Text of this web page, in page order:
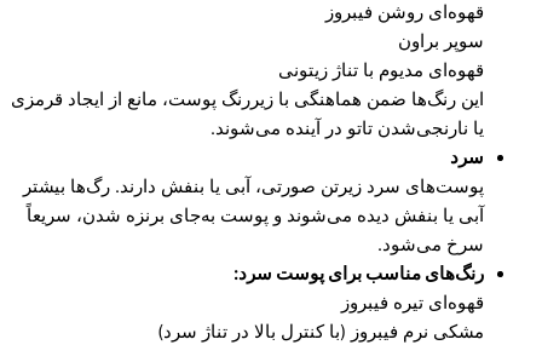
قهوه‌ای روشن فیبروز
سوپر براون
قهوه‌ای مدیوم با تناژ زیتونی
این رنگ‌ها ضمن هماهنگی با زیررنگ پوست، مانع از ایجاد قرمزی
یا نارنجی‌شدن تاتو در آینده می‌شوند.
سرد
پوست‌های سرد زیرتن صورتی، آبی یا بنفش دارند. رگ‌ها بیشتر
آبی یا بنفش دیده می‌شوند و پوست به‌جای برنزه شدن، سریعاً
سرخ می‌شود.
رنگ‌های مناسب برای پوست سرد :
قهوه‌ای تیره فیبروز
مشکی نرم فیبروز (با کنترل بالا در تناژ سرد)